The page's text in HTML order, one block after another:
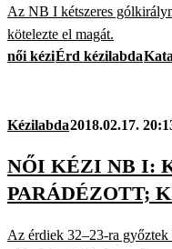
Az NB I kétszeres
kötelezte el magát.
női kéziÉrd kézilabda
Kézilabda2018.02.17.
NŐI KÉZI NB I:
PARÁDÉZOTT;
Az érdiek 32–23-ra győztek